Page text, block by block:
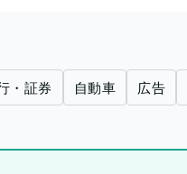
・証券 自動車 広告